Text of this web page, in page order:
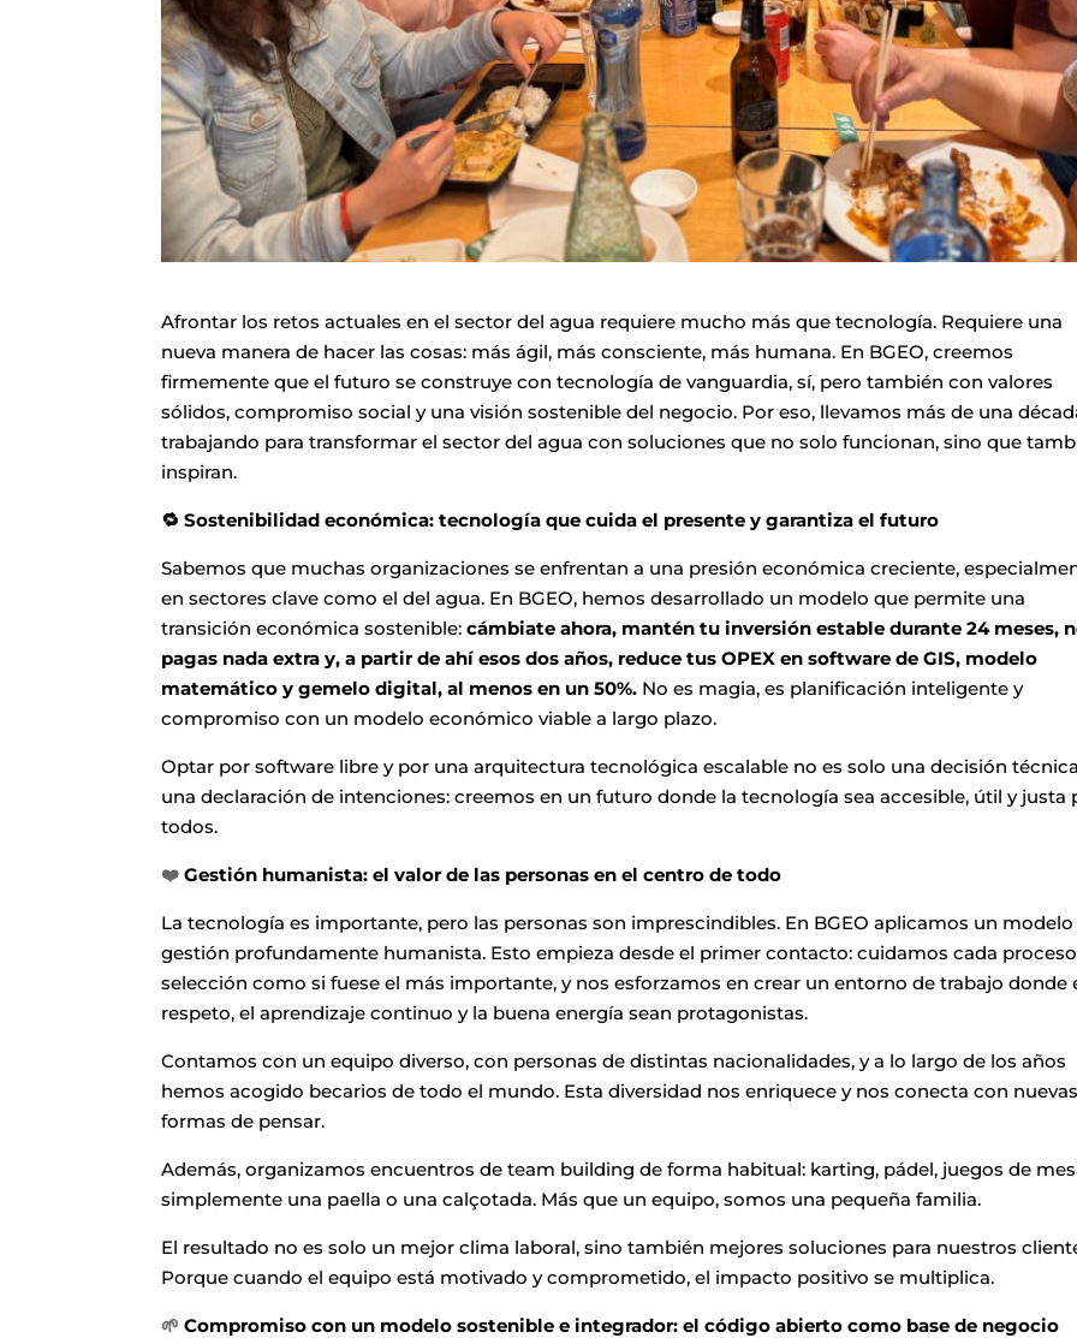
Afrontar los retos actuales en el sector del agua requiere mucho más que tecnología. Requiere una
nueva manera de hacer las cosas: más ágil, más consciente, más humana. En BGEO, creemos
firmemente que el futuro se construye con tecnología de vanguardia, sí, pero también con valores
sólidos, compromiso social y una visión sostenible del negocio. Por eso, llevamos más de una
trabajando para transformar el sector del agua con soluciones que no solo funcionan, sino que
inspiran.
🔁 Sostenibilidad económica: tecnología que cuida el presente y garantiza el futuro
Sabemos que muchas organizaciones se enfrentan a una presión económica creciente,
en sectores clave como el del agua. En BGEO, hemos desarrollado un modelo que permite una
transición económica sostenible:cámbiate ahora, mantén tu inversión estable durante 24 meses,
pagas nada extra y, a partir de ahí esos dos años, reduce tus OPEX en software de GIS, modelo
matemático y gemelo digital, al menos en un 50%. No es magia, es planificación inteligente y
compromiso con un modelo económico viable a largo plazo.
Optar por software libre y por una arquitectura tecnológica escalable no es solo una decisión
una declaración de intenciones: creemos en un futuro donde la tecnología sea accesible, útil y justa
todos.
❤️Gestión humanista: el valor de las personas en el centro de todo
La tecnología es importante, pero las personas son imprescindibles. En BGEO aplicamos un modelo
gestión profundamente humanista. Esto empieza desde el primer contacto: cuidamos cada
selección como si fuese el más importante, y nos esforzamos en crear un entorno de trabajo donde
respeto, el aprendizaje continuo y la buena energía sean protagonistas.
Contamos con un equipo diverso, con personas de distintas nacionalidades, y a lo largo de los años
hemos acogido becarios de todo el mundo. Esta diversidad nos enriquece y nos conecta con nuevas
formas de pensar.
Además, organizamos encuentros de team building de forma habitual: karting, pádel, juegos de
simplemente una paella o una calçotada. Más que un equipo, somos una pequeña familia.
El resultado no es solo un mejor clima laboral, sino también mejores soluciones para nuestros
Porque cuando el equipo está motivado y comprometido, el impacto positivo se multiplica.
🌱Compromiso con un modelo sostenible e integrador: el código abierto como base de negocio